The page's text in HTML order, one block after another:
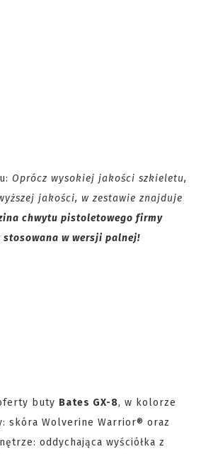
Oprócz wysokiej jakości szkieletu,
jakości, w zestawie znajduje
chwytu pistoletowego firmy
w wersji palnej!
buty Bates GX-8, w kolorze
skóra Wolverine Warrior® oraz
oddychająca wyściółka z